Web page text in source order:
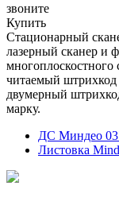
звоните
Купить
Стационарный
лазерный сканер и
многоплоскостного
читаемый
двумерный
марку.
ДС Миндео
Листовка